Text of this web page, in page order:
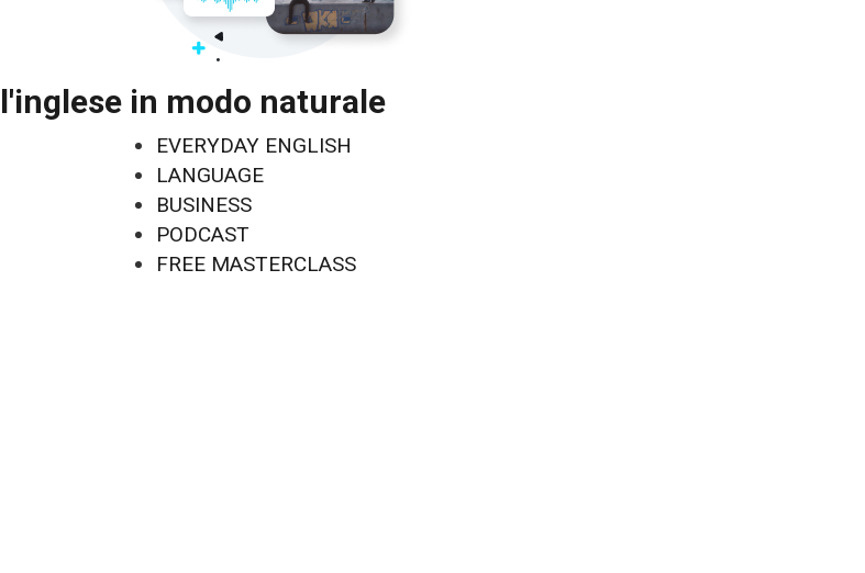
l'inglese in modo naturale
EVERYDAY ENGLISH
LANGUAGE
BUSINESS
PODCAST
FREE MASTERCLASS